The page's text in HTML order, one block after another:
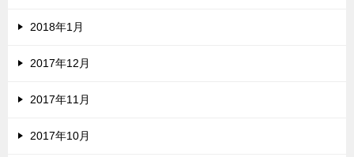
2018年1月
2017年12月
2017年11月
2017年10月